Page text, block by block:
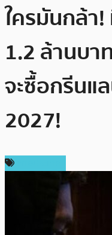
ใครมันกล้า
1.2 ล้านบา
จะซื้อกรีนแ
2027!